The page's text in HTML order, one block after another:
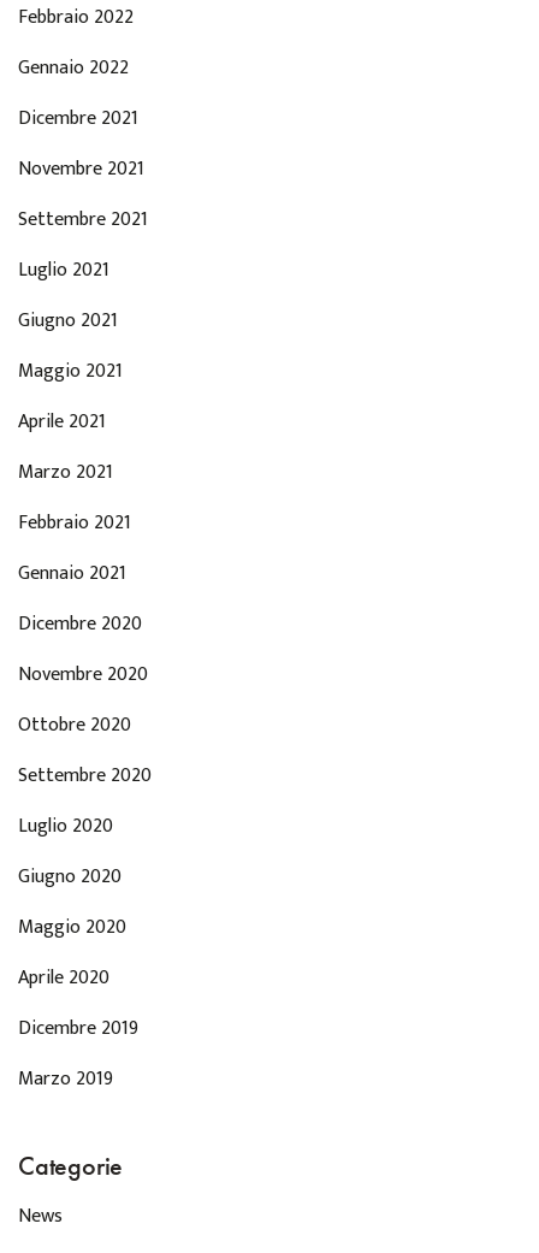
Febbraio 2022
Gennaio 2022
Dicembre 2021
Novembre 2021
Settembre 2021
Luglio 2021
Giugno 2021
Maggio 2021
Aprile 2021
Marzo 2021
Febbraio 2021
Gennaio 2021
Dicembre 2020
Novembre 2020
Ottobre 2020
Settembre 2020
Luglio 2020
Giugno 2020
Maggio 2020
Aprile 2020
Dicembre 2019
Marzo 2019
Categorie
News